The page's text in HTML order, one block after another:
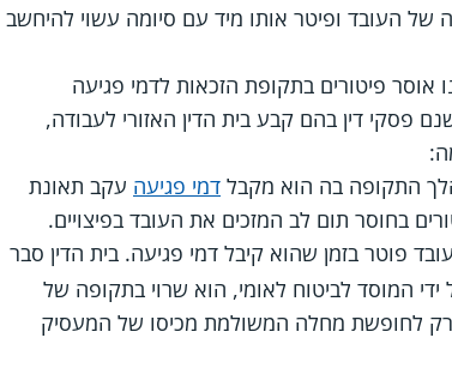
העובד ופיטר אותו מיד עם סיומה עשוי להיחשב
אוסר פיטורים בתקופת הזכאות לדמי פגיעה
פסקי דין בהם קבע בית הדין האזורי לעבודה,
התקופה בה הוא מקבל דמי פגיעה עקב תאונת
בחוסר תום לב המזכים את העובד בפיצויים.
פוטר בזמן שהוא קיבל דמי פגיעה. בית הדין סבר
המוסד לביטוח לאומי, הוא שרוי בתקופה של
ורק לחופשת מחלה המשולמת מכיסו של המעסיק